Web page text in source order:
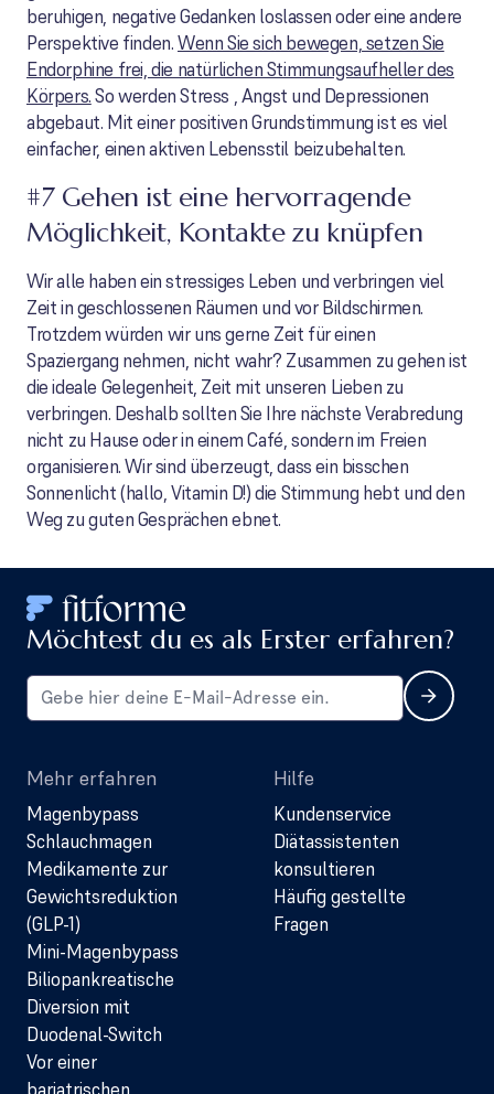
beruhigen, negative Gedanken loslassen oder eine andere
Perspektive finden.Wenn Sie sich bewegen, setzen Sie
Endorphine frei, die natürlichen Stimmungsaufheller des
Körpers.So werden Stress , Angst und Depressionen
abgebaut. Mit einer positiven Grundstimmung ist es viel
einfacher, einen aktiven Lebensstil beizubehalten.
#7 Gehen ist eine hervorragende
Möglichkeit, Kontakte zu knüpfen
Wir alle haben ein stressiges Leben und verbringen viel
Zeit in geschlossenen Räumen und vor Bildschirmen.
Trotzdem würden wir uns gerne Zeit für einen
Spaziergang nehmen, nicht wahr? Zusammen zu gehen ist
die ideale Gelegenheit, Zeit mit unseren Lieben zu
verbringen. Deshalb sollten Sie Ihre nächste Verabredung
nicht zu Hause oder in einem Café, sondern im Freien
organisieren. Wir sind überzeugt, dass ein bisschen
Sonnenlicht (hallo, Vitamin D!) die Stimmung hebt und den
Weg zu guten Gesprächen ebnet.
Möchtest du es als Erster erfahren?
Mehr erfahren
Magenbypass
Schlauchmagen
Medikamente zur
Gewichtsreduktion
(GLP-1)
Mini-Magenbypass
Biliopankreatische
Diversion mit
Duodenal-Switch
Vor einer
Hilfe
Kundenservice
Diätassistenten
konsultieren
Häufig gestellte
Fragen